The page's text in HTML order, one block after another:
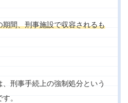
期間、刑事施設で収容されるも
、刑事手続上の強制処分という
。